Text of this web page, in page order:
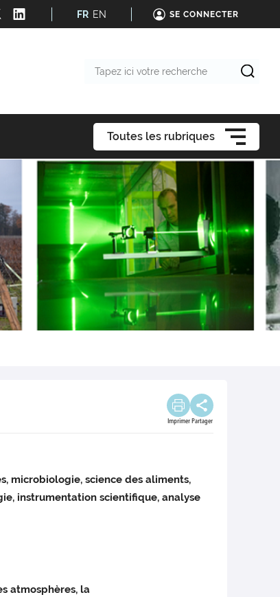
FR EN SE CONNECTER
Toutes les rubriques
Imprimer Partager
microbiologie, science des aliments,
instrumentation scientifique, analyse
atmosphères, la